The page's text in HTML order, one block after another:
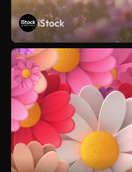
iStock